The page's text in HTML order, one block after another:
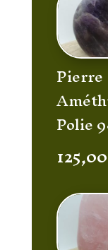
Pierre
Polie
125,00